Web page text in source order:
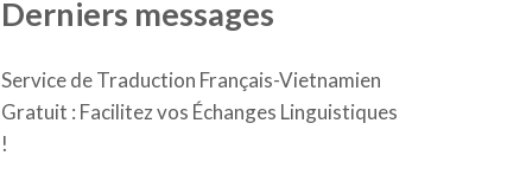
Derniers messages
Service de Traduction Français-Vietnamien
Gratuit : Facilitez vos Échanges Linguistiques
!